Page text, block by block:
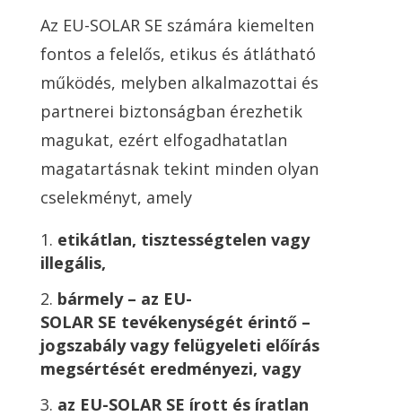
Az EU-SOLAR SE számára kiemelten
fontos a felelős, etikus és átlátható
működés, melyben alkalmazottai és
partnerei biztonságban érezhetik
magukat, ezért elfogadhatatlan
magatartásnak tekint minden olyan
cselekményt, amely
etikátlan, tisztességtelen vagy
illegális,
bármely – az EU-
SOLAR SE tevékenységét érintő –
jogszabály vagy felügyeleti előírás
megsértését eredményezi, vagy
az EU-SOLAR SE írott és íratlan